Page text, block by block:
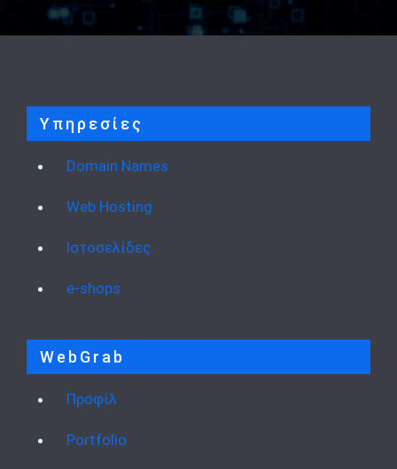
Υπηρεσίες
Domain Names
Web Hosting
Ιστοσελίδες
e-shops
WebGrab
Προφίλ
Portfolio